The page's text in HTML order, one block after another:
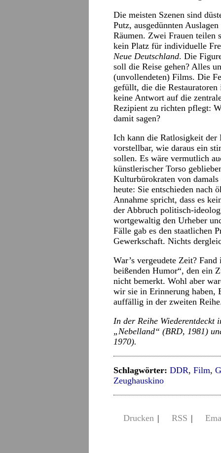
Die meisten Szenen sind
Putz, ausgedünnten
Räumen. Zwei Frauen teilen
kein Platz für individuelle
Neue Deutschland. Die
soll die Reise gehen? Alles
(unvollendeten) Films. Die
gefüllt, die die
keine Antwort auf die
Rezipient zu richten pflegt:
damit sagen?
Ich kann die Ratlosigkeit der
vorstellbar, wie daraus ein
sollen. Es wäre vermutlich
künstlerischer Torso
Kulturbürokraten von
heute: Sie entschieden nach
Annahme spricht, dass es
der Abbruch politisch-
wortgewaltig den Urheber
Fälle gab es den staatlichen
Gewerkschaft. Nichts
War’s vergeudete Zeit?
beißenden Humor“, den ein
nicht bemerkt. Wohl aber
wir sie in Erinnerung haben,
auffällig in der zweiten
In der Reihe Wiederentdeckt
„Nebelland“ (BRD, 1981)
1970).
Schlagwörter: DDR, Film,
Zeughauskino
Drucken | RSS |